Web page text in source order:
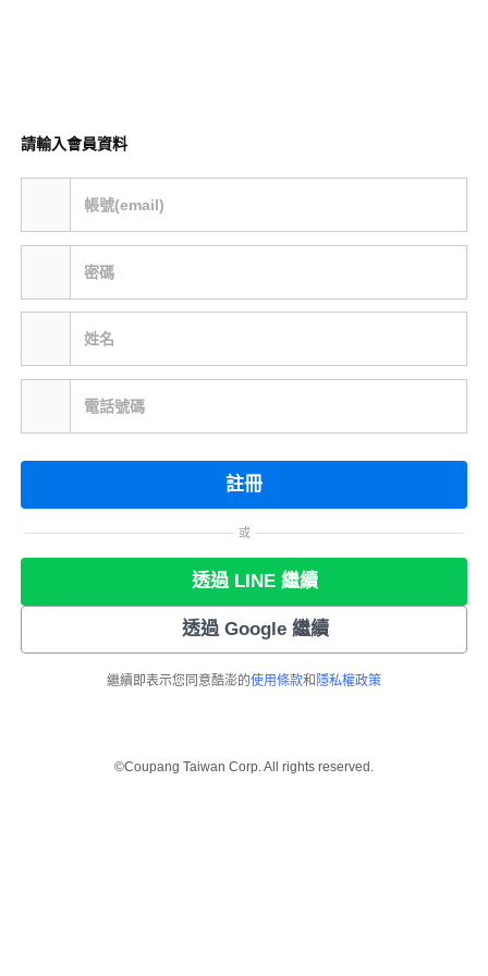
請輸入會員資料
帳號(email)
密碼
姓名
電話號碼
註冊
或
透過 LINE 繼續
透過 Google 繼續
繼續即表示您同意酷澎的使用條款和 隱私權政策
©Coupang Taiwan Corp. All rights reserved.